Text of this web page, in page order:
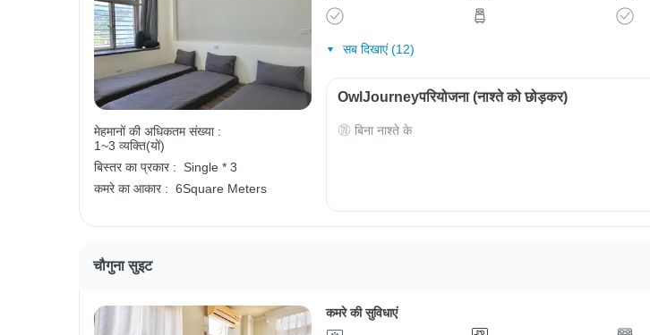
मेहमानों की अधिकतम संख्या :
1~3 व्यक्ति(यों)
बिस्तर का प्रकार :
Single * 3
कमरे का आकार : 6Square Meters
सब दिखाएं (12)
OwlJourneyपरियोजना (नाश्ते को छोड़कर)
बिना नाश्ते के
चौगुना सुइट
कमरे की सुविधाएं